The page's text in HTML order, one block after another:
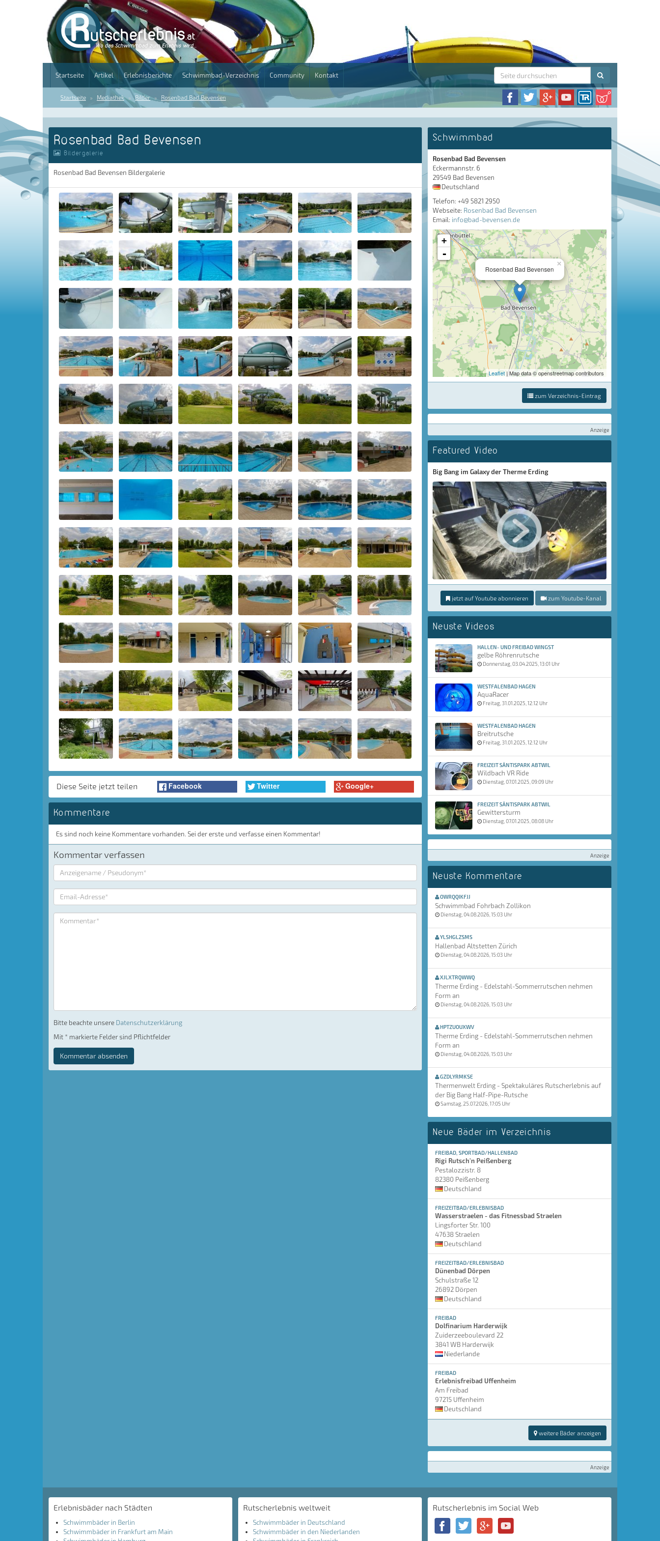
Startseite Artikel Erlebnisberichte Schwimmbad-Verzeichnis Community Kontakt
Startseite Mediathek Bilder Rosenbad Bad Bevensen
Rosenbad Bad Bevensen
Bildergalerie
Rosenbad Bad Bevensen Bildergalerie
Diese Seite jetzt teilen Facebook Twitter Google+
Kommentare
Es sind noch keine Kommentare vorhanden. Sei der erste und verfasse einen Kommentar!
Kommentar verfassen
Bitte beachte unsere Datenschutzerklärung
Mit * markierte Felder sind Pflichtfelder
Kommentar absenden
Schwimmbad
Rosenbad Bad Bevensen
Eckermannstr. 6
29549 Bad Bevensen
Deutschland
Telefon: +49 5821 2950
Webseite: Rosenbad Bad Bevensen
Email: info@bad-bevensen.de
×
Rosenbad Bad Bevensen
+
-
Leaflet | Map data © openstreetmap contributors
zum Verzeichnis-Eintrag
Anzeige
Featured Video
Big Bang im Galaxy der Therme Erding
jetzt auf Youtube abonnieren zum Youtube-Kanal
Neuste Videos
HALLEN- UND FREIBAD WINGST
gelbe Röhrenrutsche
Donnerstag, 03.04.2025, 13:01 Uhr
WESTFALENBAD HAGEN
AquaRacer
Freitag, 31.01.2025, 12:12 Uhr
WESTFALENBAD HAGEN
Breitrutsche
Freitag, 31.01.2025, 12:12 Uhr
FREIZEIT SÄNTISPARK ABTWIL
Wildbach VR Ride
Dienstag, 07.01.2025, 09:09 Uhr
FREIZEIT SÄNTISPARK ABTWIL
Gewittersturm
Dienstag, 07.01.2025, 08:08 Uhr
Anzeige
Neuste Kommentare
OWRQQIKFJJ
Schwimmbad Fohrbach Zollikon
Dienstag, 04.08.2026, 15:03 Uhr
YLSHGLZSMS
Hallenbad Altstetten Zürich
Dienstag, 04.08.2026, 15:03 Uhr
XJLXTRQWWQ
Therme Erding - Edelstahl-Sommerrutschen nehmen
Form an
Dienstag, 04.08.2026, 15:03 Uhr
HPTZUOUXWV
Therme Erding - Edelstahl-Sommerrutschen nehmen
Form an
Dienstag, 04.08.2026, 15:03 Uhr
GZDLYRMKSE
Thermenwelt Erding - Spektakuläres Rutscherlebnis auf
der Big Bang Half-Pipe-Rutsche
Samstag, 25.07.2026, 17:05 Uhr
Neue Bäder im Verzeichnis
FREIBAD, SPORTBAD/HALLENBAD
Rigi Rutsch'n Peißenberg
Pestalozzistr. 8
82380 Peißenberg
Deutschland
FREIZEITBAD/ERLEBNISBAD
Wasserstraelen - das Fitnessbad Straelen
Lingsforter Str. 100
47638 Straelen
Deutschland
FREIZEITBAD/ERLEBNISBAD
Dünenbad Dörpen
Schulstraße 12
26892 Dörpen
Deutschland
FREIBAD
Dolfinarium Harderwijk
Zuiderzeeboulevard 22
3841 WB Harderwijk
Niederlande
FREIBAD
Erlebnisfreibad Uffenheim
Am Freibad
97215 Uffenheim
Deutschland
weitere Bäder anzeigen
Anzeige
Erlebnisbäder nach Städten
Schwimmbäder in Berlin
Schwimmbäder in Frankfurt am Main
Rutscherlebnis weltweit
Schwimmbäder in Deutschland
Schwimmbäder in den Niederlanden
Rutscherlebnis im Social Web